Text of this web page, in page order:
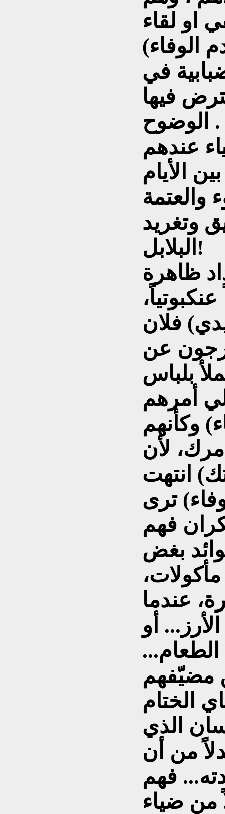
او لقاء
الوفاء)
في
فيها
.
عندهم
الأيام
والعتمة
وتغريد
البلابل!
ظاهرة
فلان
عن
بلباس
أمرهم
وكأنهم
لأن
ترى
فهم
بغض
عندما
أو
مضيّفهم
الذي
من أن
فهم
من ضياء